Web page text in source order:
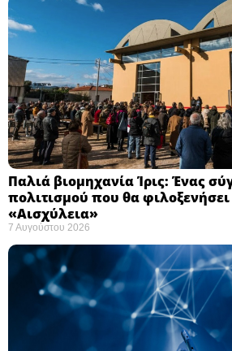
Παλιά βιομηχανία Ίρις: Ένας
πολιτισμού που θα
«Αισχύλεια» ​
7 Αυγούστου 2026